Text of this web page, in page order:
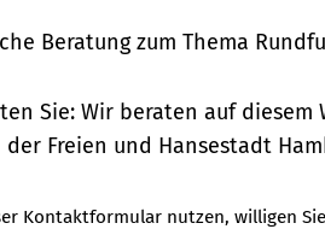
Beratung zum Thema
Sie: Wir beraten auf diesem
Freien und Hansestadt
Kontaktformular nutzen, willigen